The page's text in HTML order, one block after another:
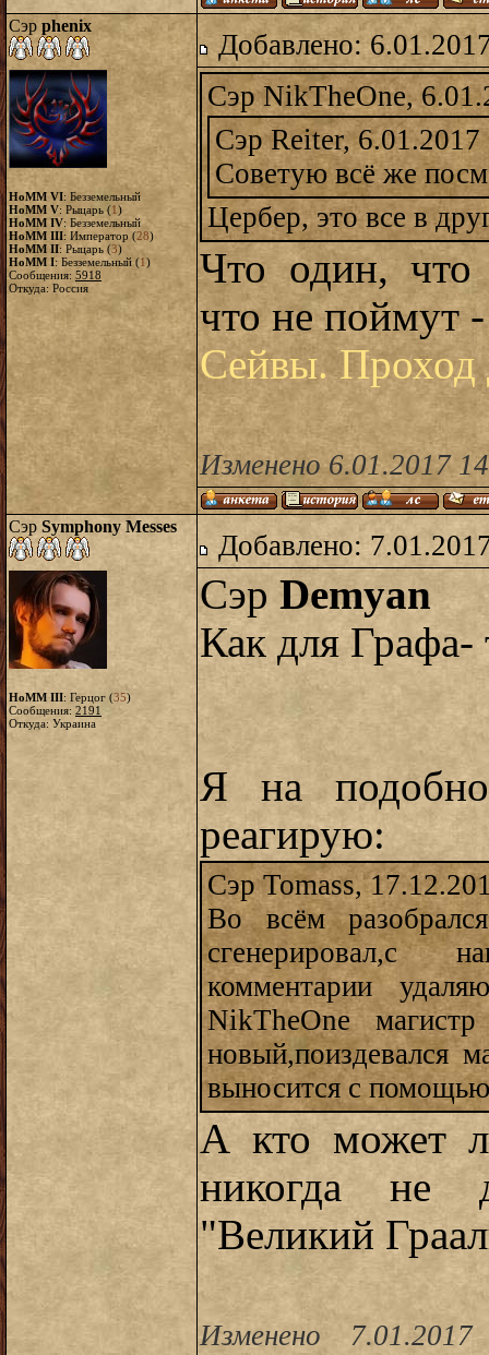
Сэр phenix
HoMM VI: Безземельный
HoMM V: Рыцарь (1)
HoMM IV: Безземельный
HoMM III: Император (28)
HoMM II: Рыцарь (3)
HoMM I: Безземельный (1)
Сообщения: 5918
Откуда: Россия
Добавлено:
Сэр NikTheOne,
Сэр Reiter, 6.01.2017
Советую всё же
Цербер, это все в
Что один, что
что не поймут
Сейвы. Проход
Изменено 6.01.2017
Сэр Symphony Messes
HoMM III: Герцог (35)
Сообщения: 2191
Откуда: Украина
Добавлено:
Сэр Demyan
Как для Графа-
Я на
реагирую:
Сэр Tomass,
Во всём
сгенерировал,с
комментарии
NikTheOne
новый,поиздевался
выносится с
А кто может
никогда не
"Великий
Изменено